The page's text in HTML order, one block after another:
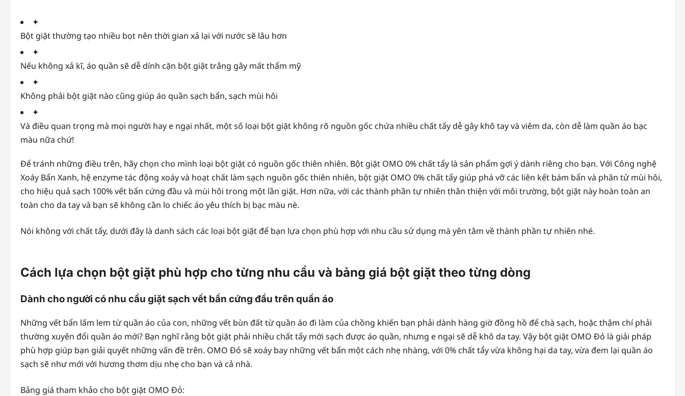
✦
Bột giặt thường tạo nhiều bọt nên thời gian xả lại với nước sẽ lâu hơn
✦
Nếu không xả kĩ, áo quần sẽ dễ dính cặn bột giặt trắng gây mất thẩm mỹ
✦
Không phải bột giặt nào cũng giúp áo quần sạch bẩn, sạch mùi hôi
✦
Và điều quan trọng mà mọi người hay e ngại nhất, một số loại bột giặt không rõ nguồn gốc chứa nhiều chất tẩy dễ gây khô tay và viêm da, còn dễ làm quần áo bạc
màu nữa chứ!
Để tránh những điều trên, hãy chọn cho mình loại bột giặt có nguồn gốc thiên nhiên. Bột giặt OMO 0% chất tẩy là sản phẩm gợi ý dành riêng cho bạn. Với Công nghệ
Xoáy Bẩn Xanh, hệ enzyme tác động xoáy và hoạt chất làm sạch nguồn gốc thiên nhiên, bột giặt OMO 0% chất tẩy giúp phá vỡ các liên kết bám bẩn và phân tử mùi hôi,
cho hiệu quả sạch 100% vết bẩn cứng đầu và mùi hôi trong một lần giặt. Hơn nữa, với các thành phần tự nhiên thân thiện với môi trường, bột giặt này hoàn toàn an
toàn cho da tay và bạn sẽ không cần lo chiếc áo yêu thích bị bạc màu nè.
Nói không với chất tẩy, dưới đây là danh sách các loại bột giặt để bạn lựa chọn phù hợp với nhu cầu sử dụng mà yên tâm về thành phần tự nhiên nhé.
Cách lựa chọn bột giặt phù hợp cho từng nhu cầu và bảng giá bột giặt theo từng dòng
Dành cho người có nhu cầu giặt sạch vết bẩn cứng đầu trên quần áo
Những vết bẩn lấm lem từ quần áo của con, những vết bùn đất từ quần áo đi làm của chồng khiến bạn phải dành hàng giờ đồng hồ để chà sạch, hoặc thậm chí phải
thường xuyên đổi quần áo mới? Bạn nghĩ rằng bột giặt phải nhiều chất tẩy mới sạch được áo quần, nhưng e ngại sẽ dễ khô da tay. Vậy bột giặt OMO Đỏ là giải pháp
phù hợp giúp bạn giải quyết những vấn đề trên. OMO Đỏ sẽ xoáy bay những vết bẩn một cách nhẹ nhàng, với 0% chất tẩy vừa không hại da tay, vừa đem lại quần áo
sạch sẽ như mới với hương thơm dịu nhẹ cho bạn và cả nhà.
Bảng giá tham khảo cho bột giặt OMO Đỏ: